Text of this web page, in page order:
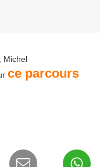
Michel
ce parcours